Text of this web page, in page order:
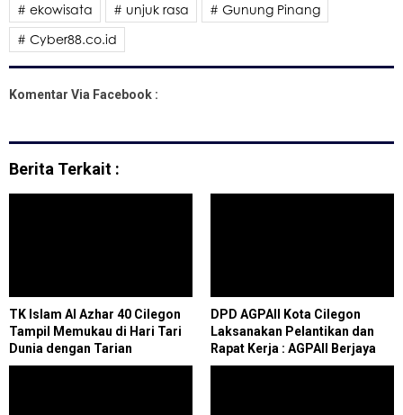
# ekowisata
# unjuk rasa
# Gunung Pinang
# Cyber88.co.id
Komentar Via Facebook :
Berita Terkait :
TK Islam Al Azhar 40 Cilegon
Tampil Memukau di Hari Tari
Dunia dengan Tarian
"Memengan Wayah Surup"
DPD AGPAII Kota Cilegon
Laksanakan Pelantikan dan
Rapat Kerja : AGPAII Berjaya
Guru Sejahtera